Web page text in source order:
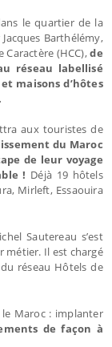
le quartier de la
Barthélémy,
(HCC),de
réseau labellisé
maisons d’hôtes
aux touristes de
du Maroc
de leur voyage
! Déjà 19 hôtels
Mirleft, Essaouira
Sautereau s’est
métier. Il est chargé
réseau Hôtels de
Maroc : implanter
de façon à